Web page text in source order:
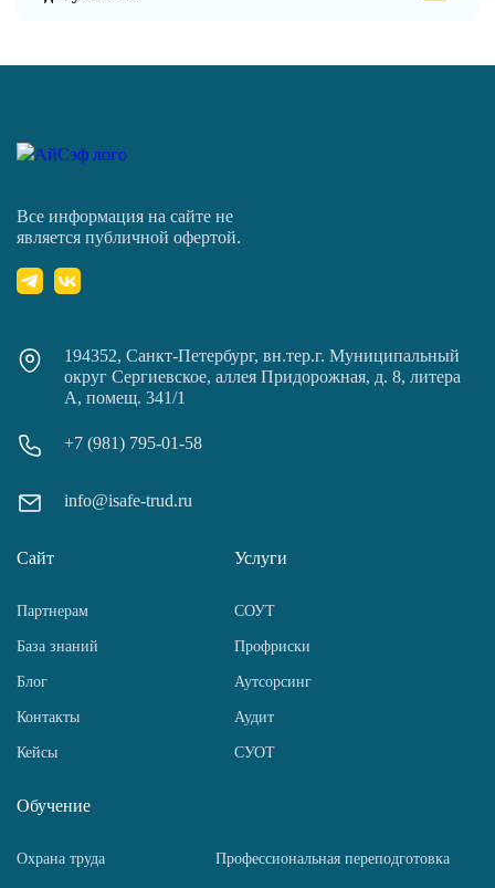
Все информация на сайте не
является публичной офертой.
194352, Санкт-Петербург, вн.тер.г. Муниципальный
округ Сергиевское, аллея Придорожная, д. 8, литера
А, помещ. 341/1
+7 (981) 795-01-58
info@isafe-trud.ru
Сайт
Партнерам
База знаний
Блог
Контакты
Кейсы
Услуги
СОУТ
Профриски
Аутсорсинг
Аудит
СУОТ
Обучение
Охрана труда Профессиональная переподготовка